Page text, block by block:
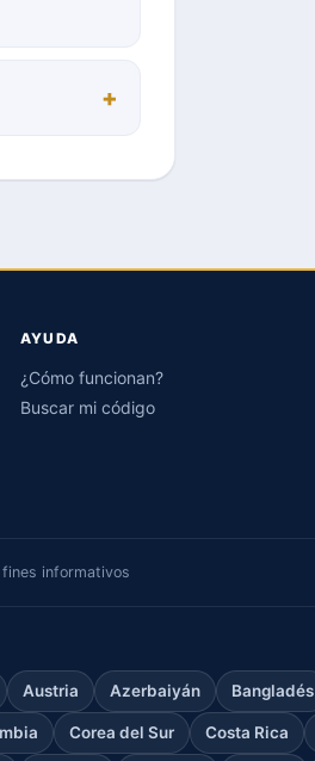
AYUDA
¿Cómo funcionan?
Buscar mi código
informativos
Austria Azerbaiyán Bangladés
Corea del Sur Costa Rica